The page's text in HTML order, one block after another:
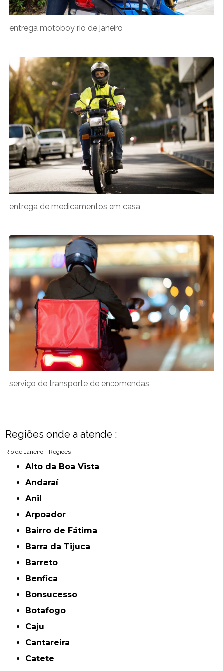
entrega motoboy rio de janeiro
entrega de medicamentos em casa
serviço de transporte de encomendas
Regiões onde a atende :
Rio de Janeiro - Regiões
Alto da Boa Vista
Andaraí
Anil
Arpoador
Bairro de Fátima
Barra da Tijuca
Barreto
Benfica
Bonsucesso
Botafogo
Caju
Cantareira
Catete